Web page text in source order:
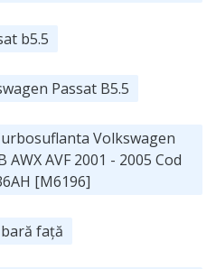
b5.5
Passat B5.5
Volkswagen
AWX AVF 2001 - 2005 Cod
[M6196]
față